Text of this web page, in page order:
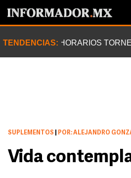
TENDENCIAS: HORARIOS
SUPLEMENTOS POR: ALEJANDRO
Vida